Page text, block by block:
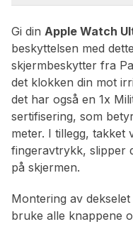
Gi din Apple Watch
beskyttelsen med
skjermbeskytter fra
det klokken din mot
det har også en 1x
sertifisering, som
meter. I tillegg,
fingeravtrykk, slipper
på skjermen.
Montering av
bruke alle knappene